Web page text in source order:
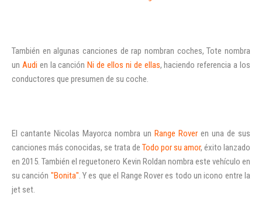
También en algunas canciones de rap nombran coches, Tote nombra
un Audi en la canción Ni de ellos ni de ellas, haciendo referencia a los
conductores que presumen de su coche.
El cantante Nicolas Mayorca nombra un Range Rover en una de sus
canciones más conocidas, se trata de Todo por su amor, éxito lanzado
en 2015. También el reguetonero Kevin Roldan nombra este vehículo en
su canción "Bonita". Y es que el Range Rover es todo un icono entre la
jet set.